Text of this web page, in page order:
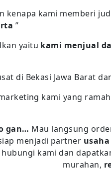
kenapa kami memberi
”
yaitu kami menjual
di Bekasi Jawa Barat
kami yang
gan… Mau langsung
menjadi partner
kami dan
murahan,